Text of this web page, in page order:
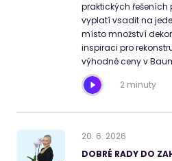
praktických řešeních
vyplatí vsadit na
místo množství
inspiraci pro
výhodné ceny v
2 minuty
20. 6. 2026
DOBRÉ RADY DO